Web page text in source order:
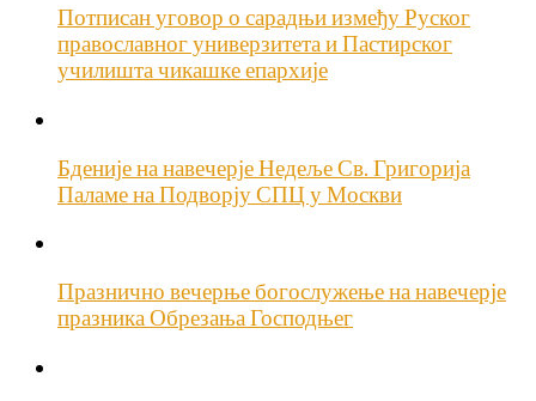
Потписан уговор о сарадњи између Руског
православног универзитета и Пастирског
училишта чикашке епархије
Бденије на навечерје Недеље Св. Григорија
Паламе на Подворју СПЦ у Москви
Празнично вечерње богослужење на навечерје
празника Обрезања Господњег